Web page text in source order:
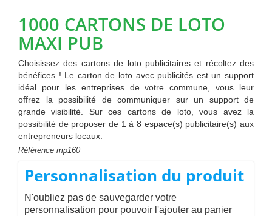
1000 CARTONS DE LOTO
MAXI PUB
Choisissez des cartons de loto publicitaires et récoltez des
bénéfices ! Le carton de loto avec publicités est un support
idéal pour les entreprises de votre commune, vous leur
offrez la possibilité de communiquer sur un support de
grande visibilité. Sur ces cartons de loto, vous avez la
possibilité de proposer de 1 à 8 espace(s) publicitaire(s) aux
entrepreneurs locaux.
Référence mp160
Personnalisation du produit
N'oubliez pas de sauvegarder votre
personnalisation pour pouvoir l'ajouter au panier